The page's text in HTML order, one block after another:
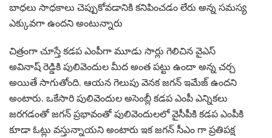
బాధలు సాధకాలు చెప్పుకోవడానికి కనిపించడం లేరు అన్న సమస్య
ఎక్కువగా ఉందని అంటున్నారు
చిత్రంగా చూస్తే కడప ఎంపీగా మూడు సార్లు గెలిచిన వైఎస్
అవినాష్ రెడ్డికి పులివెందుల మీద అంత పట్టు ఉందా అన్న చర్చ
అయితే సాగుతోంది. ఆయన గెలుపు వెనక జగన్ ఇమేజ్ ఉందని
అంటారు. ఒకేసారి పులివెందుల అసెంబ్లీ కడప ఎంపీ ఎన్నికలు
జరగడంతో జగన్ ప్రభావంతో పులివెందులలో వైసీపీకి కడప ఎంపీకి
కూడా ఓట్లు వస్తున్నాయని అంటారు ఇక జగన్ సీఎం గా ప్రతిపక్ష